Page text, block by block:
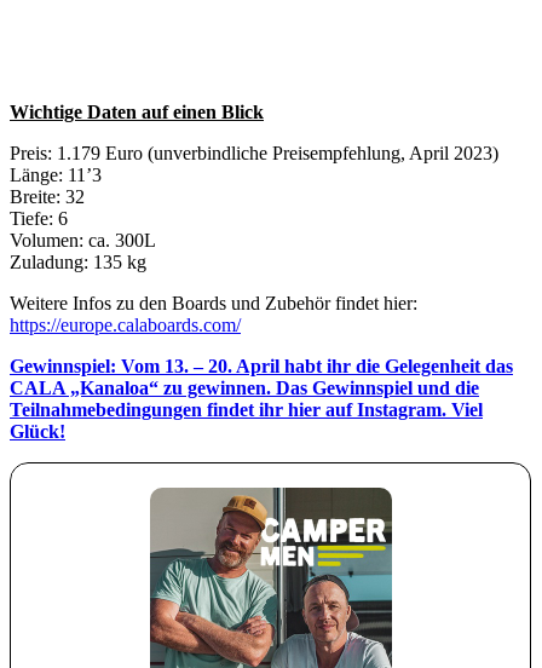
Wichtige Daten auf einen Blick
Preis: 1.179 Euro (unverbindliche Preisempfehlung, April 2023)
Länge: 11’3
Breite: 32
Tiefe: 6
Volumen: ca. 300L
Zuladung: 135 kg
Weitere Infos zu den Boards und Zubehör findet hier:
https://europe.calaboards.com/
Gewinnspiel: Vom 13. – 20. April habt ihr die Gelegenheit das
CALA „Kanaloa“ zu gewinnen. Das Gewinnspiel und die
Teilnahmebedingungen findet ihr hier auf Instagram. Viel
Glück!